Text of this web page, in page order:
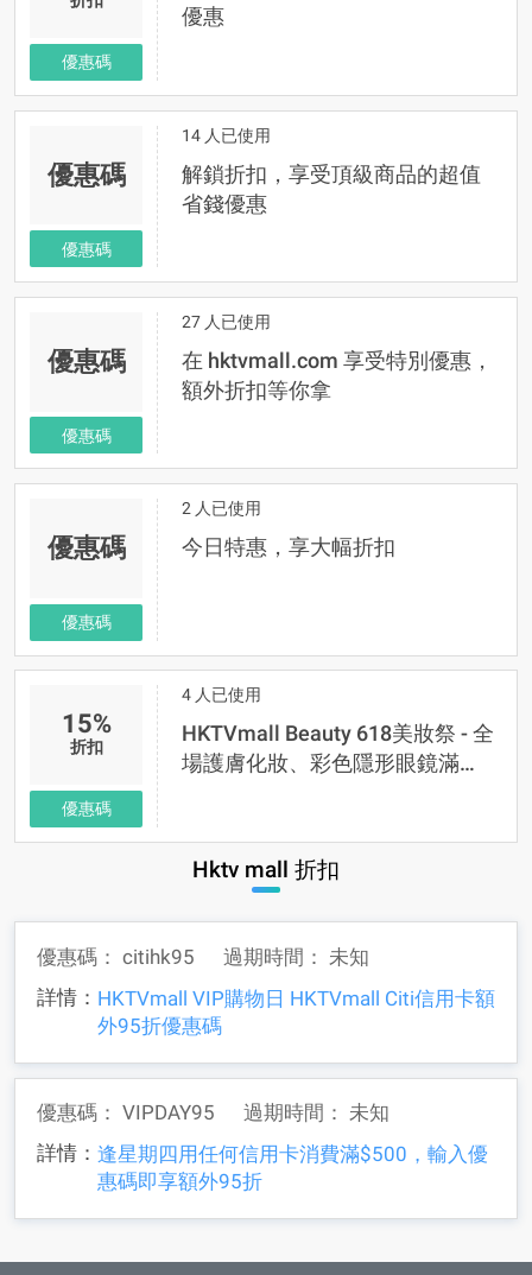
優惠碼
優惠
優惠碼
優惠碼
14 人已使用
解鎖折扣，享受頂級商品的超值
省錢優惠
優惠碼
優惠碼
27 人已使用
在 hktvmall.com 享受特別優惠，
額外折扣等你拿
優惠碼
優惠碼
2 人已使用
今日特惠，享大幅折扣
15%
折扣
優惠碼
4 人已使用
HKTVmall Beauty 618美妝祭 - 全
場護膚化妝、彩色隱形眼鏡滿
Hktv mall 折扣
優惠碼： citihk95 過期時間： 未知
詳情： HKTVmall VIP購物日 HKTVmall Citi信用卡額
外95折優惠碼
優惠碼： VIPDAY95 過期時間： 未知
詳情： 逢星期四用任何信用卡消費滿$500，輸入優
惠碼即享額外95折